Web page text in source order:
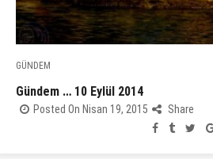
GÜNDEM
Gündem … 10 Eylül 2014
Posted On Nisan 19, 2015 Share